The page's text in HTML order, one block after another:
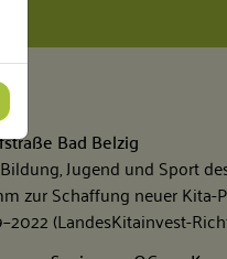
Bad Belzig
Jugend und Sport
zur Schaffung neuer Kita-
(LandesKitainvest-